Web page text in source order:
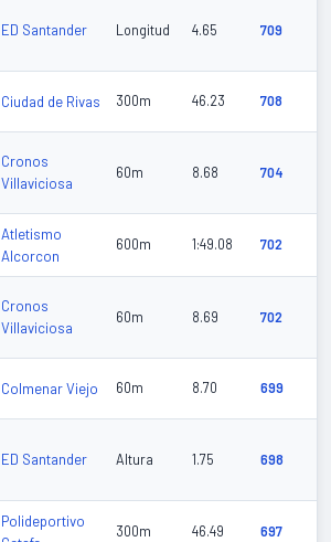
ED Santander Longitud 4.65 709
Ciudad de Rivas 300m 46.23 708
Cronos
Villaviciosa
60m 8.68 704
Atletismo
Alcorcon
600m 1:49.08 702
Cronos
Villaviciosa
60m 8.69 702
Colmenar Viejo 60m 8.70 699
ED Santander Altura 1.75 698
Polideportivo
300m 46.49 697